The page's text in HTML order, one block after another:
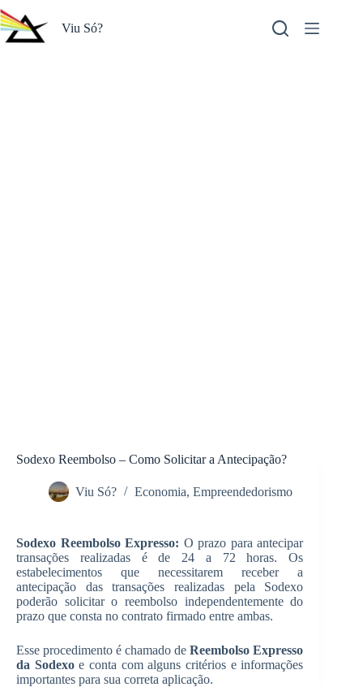
Pular
para
o
Viu Só?
Sodexo Reembolso – Como Solicitar a Antecipação?
Viu Só? Economia, Empreendedorismo
Sodexo Reembolso Expresso: O prazo para antecipar
transações realizadas é de 24 a 72 horas. Os
estabelecimentos que necessitarem receber a
antecipação das transações realizadas pela Sodexo
poderão solicitar o reembolso independentemente do
prazo que consta no contrato firmado entre ambas.
Esse procedimento é chamado deReembolso Expresso
da Sodexoe conta com alguns critérios e informações
importantes para sua correta aplicação.